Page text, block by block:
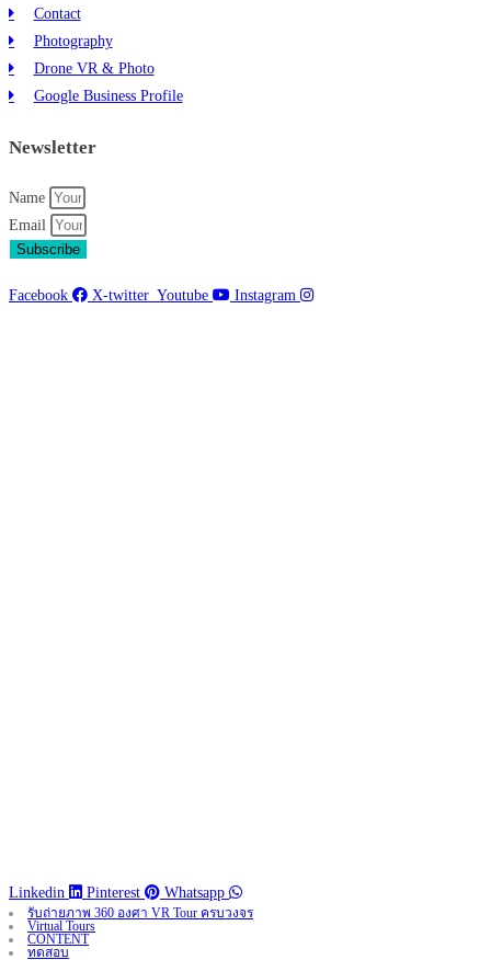
Contact
Photography
Drone VR & Photo
Google Business Profile
Newsletter
Name
Email
Subscribe
Facebook X-twitter Youtube Instagram
Linkedin Pinterest Whatsapp
รับถ่ายภาพ 360 องศา VR Tour ครบวงจร
Virtual Tours
CONTENT
ทดสอบ